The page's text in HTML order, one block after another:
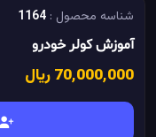
شناسه محصول : 1164
آموزش کولر خودرو
70٬000٬000 ریال